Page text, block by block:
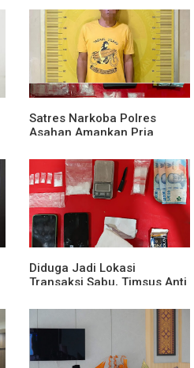
Satres Narkoba Polres
Asahan Amankan Pria
Dugaan Sabu, Sita 19,60
Gram Barang Bukti
Diduga Jadi Lokasi
Transaksi Sabu, Timsus Anti
Amankan Seorang Pria
dengan Barang Bukti 63,67
Gram Sabu